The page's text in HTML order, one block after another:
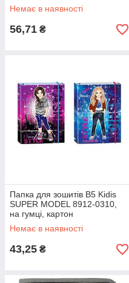
Немає в наявності
56,71 ₴
Папка для зошитів В5 Kidis
SUPER MODEL 8912-0310,
на гумці, картон
Немає в наявності
43,25 ₴